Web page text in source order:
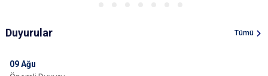
Duyurular Tümü
09Ağu